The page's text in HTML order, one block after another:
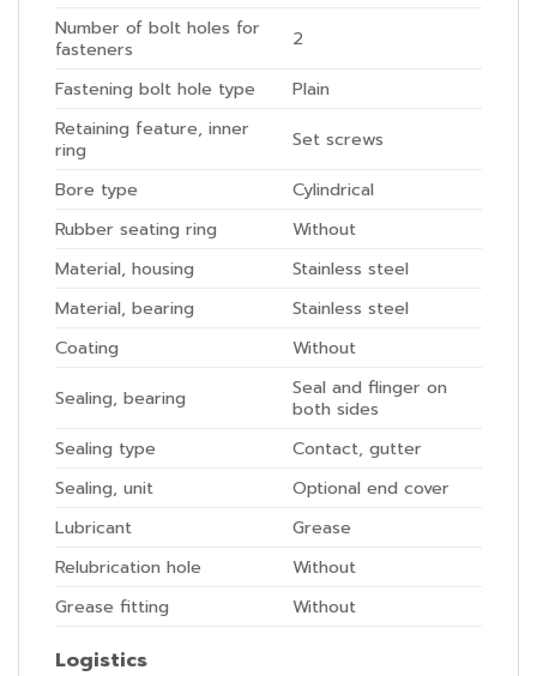
Number of bolt holes for
fasteners
2
Fastening bolt hole type
Plain
Retaining feature, inner
ring
Set screws
Bore type
Cylindrical
Rubber seating ring
Without
Material, housing
Stainless steel
Material, bearing
Stainless steel
Coating
Without
Sealing, bearing
Seal and flinger on
both sides
Sealing type
Contact, gutter
Sealing, unit
Optional end cover
Lubricant
Grease
Relubrication hole
Without
Grease fitting
Without
Logistics